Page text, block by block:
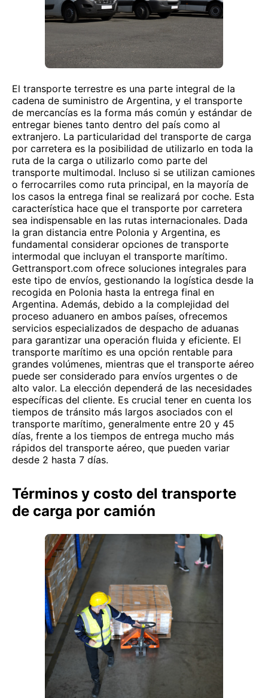
El transporte terrestre es una parte integral de la
cadena de suministro de Argentina, y el transporte
de mercancías es la forma más común y estándar de
entregar bienes tanto dentro del país como al
extranjero. La particularidad del transporte de carga
por carretera es la posibilidad de utilizarlo en toda la
ruta de la carga o utilizarlo como parte del
transporte multimodal. Incluso si se utilizan camiones
o ferrocarriles como ruta principal, en la mayoría de
los casos la entrega final se realizará por coche. Esta
característica hace que el transporte por carretera
sea indispensable en las rutas internacionales. Dada
la gran distancia entre Polonia y Argentina, es
fundamental considerar opciones de transporte
intermodal que incluyan el transporte marítimo.
Gettransport.com ofrece soluciones integrales para
este tipo de envíos, gestionando la logística desde la
recogida en Polonia hasta la entrega final en
Argentina. Además, debido a la complejidad del
proceso aduanero en ambos países, ofrecemos
servicios especializados de despacho de aduanas
para garantizar una operación fluida y eficiente. El
transporte marítimo es una opción rentable para
grandes volúmenes, mientras que el transporte aéreo
puede ser considerado para envíos urgentes o de
alto valor. La elección dependerá de las necesidades
específicas del cliente. Es crucial tener en cuenta los
tiempos de tránsito más largos asociados con el
transporte marítimo, generalmente entre 20 y 45
días, frente a los tiempos de entrega mucho más
rápidos del transporte aéreo, que pueden variar
desde 2 hasta 7 días.
Términos y costo del transporte
de carga por camión